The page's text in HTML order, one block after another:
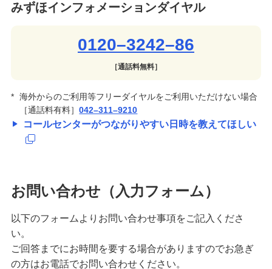
みずほインフォメーションダイヤル
0120–3242–86
［通話料無料］
* 海外からのご利用等フリーダイヤルをご利用いただけない場合
［通話料有料］042–311–9210
コールセンターがつながりやすい日時を教えてほしい
お問い合わせ（入力フォーム）
以下のフォームよりお問い合わせ事項をご記入くださ
い。
ご回答までにお時間を要する場合がありますのでお急ぎ
の方はお電話でお問い合わせください。